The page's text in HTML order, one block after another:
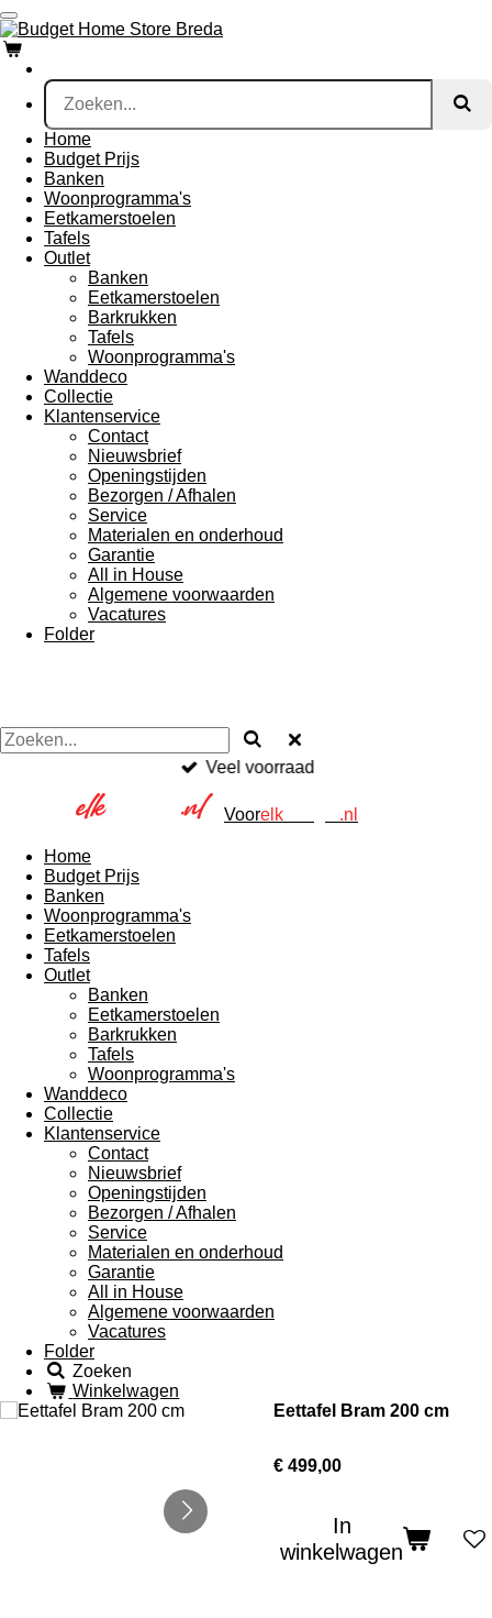
Ga
direct
naar
de
hoofdinhoud
Home
Budget Prijs
Banken
Woonprogramma's
Eetkamerstoelen
Tafels
Outlet
Banken
Eetkamerstoelen
Barkrukken
Tafels
Woonprogramma's
Wanddeco
Collectie
Klantenservice
Contact
Nieuwsbrief
Openingstijden
Bezorgen / Afhalen
Service
Materialen en onderhoud
Garantie
All in House
Algemene voorwaarden
Vacatures
Folder
Veel voorraad
Voorelk .nl
Home
Budget Prijs
Banken
Woonprogramma's
Eetkamerstoelen
Tafels
Outlet
Banken
Eetkamerstoelen
Barkrukken
Tafels
Woonprogramma's
Wanddeco
Collectie
Klantenservice
Contact
Nieuwsbrief
Openingstijden
Bezorgen / Afhalen
Service
Materialen en onderhoud
Garantie
All in House
Algemene voorwaarden
Vacatures
Folder
Zoeken
Winkelwagen
Eettafel Bram 200 cm
€ 499,00
In
winkelwagen